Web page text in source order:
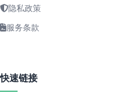
隐私政策
服务条款
快速链接